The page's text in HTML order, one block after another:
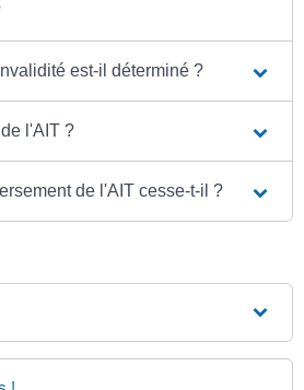
est-il déterminé ?
l'AIT ?
de l'AIT cesse-t-il ?